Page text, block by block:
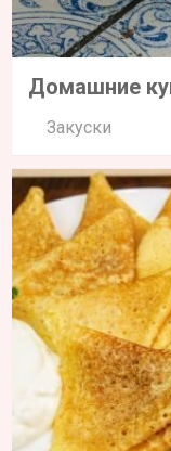
Домашние
Закуски